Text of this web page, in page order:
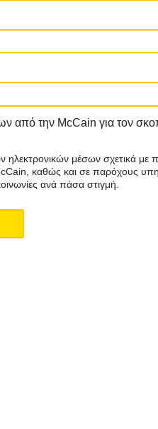
από την McCain για τον
μέσων σχετικά με
καθώς και σε παρόχους
ανά πάσα στιγμή.